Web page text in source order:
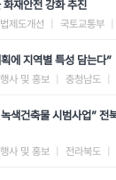
재안전 강화 추진
법제도개선 국토교통부
에 지역별 특성 담는다”
행사 및 홍보 충청남도
색건축물 시범사업” 전
행사 및 홍보 전라북도